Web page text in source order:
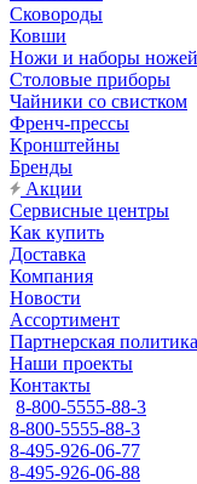
Сковороды
Ковши
Ножи и наборы ножей
Столовые приборы
Чайники со свистком
Френч-прессы
Кронштейны
Бренды
Акции
Сервисные центры
Как купить
Доставка
Компания
Новости
Ассортимент
Партнерская политика
Наши проекты
Контакты
8-800-5555-88-3
8-800-5555-88-3
8-495-926-06-77
8-495-926-06-88